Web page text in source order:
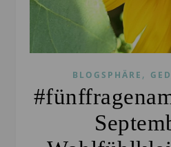
BLOGSPHÄRE ,